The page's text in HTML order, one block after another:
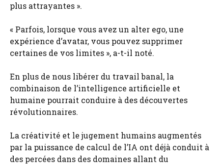
plus attrayantes ».
« Parfois, lorsque vous avez un alter ego, une
expérience d’avatar, vous pouvez supprimer
certaines de vos limites », a-t-il noté.
En plus de nous libérer du travail banal, la
combinaison de l’intelligence artificielle et
humaine pourrait conduire à des découvertes
révolutionnaires.
La créativité et le jugement humains augmentés
par la puissance de calcul de l’IA ont déjà conduit à
des percées dans des domaines allant du